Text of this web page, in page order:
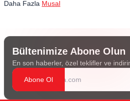
Daha Fazla Musal
Bültenimize Abone Olun
En son haberler, özel teklifler ve
Abone Ol